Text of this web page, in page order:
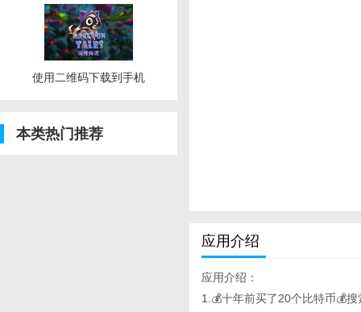
使用二维码下载到手机
本类热门推荐
应用介绍
应用介绍：
1.💰十年前买了20个比特币💰